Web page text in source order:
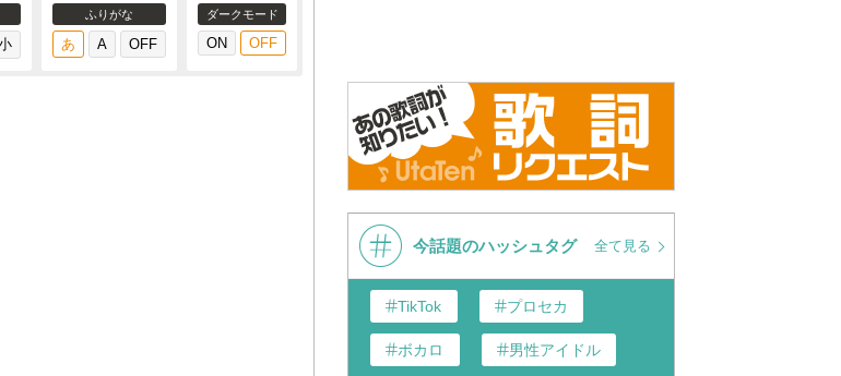
ふりがな ダークモード
今話題のハッシュタグ 全て見る
TikTok プロセカ
ボカロ 男性アイドル